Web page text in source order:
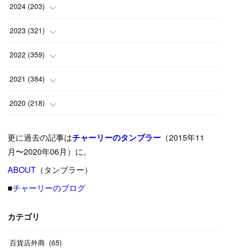
(1)
(8)
(6)
(9 )
( 5 )
( 15
(24)
(8 )
(17
(12)
2024 (203)
(24)
(10)
(18)
(17)
)
(12)
19)
(13
(14)
2023 (321)
(25)
(17)
(35)
(33 )
(26)
27)
(29
(24)
2022 (359)
(42)
(37)
(31)
(31)
31
(26
(20)
2021 (384)
(9)
(39)
( 23)
40
(55
(38)
2020 (218)
(24)
( 42)
(33
(46)
更に過去の記事はチャーリーのタンブラー （2015年11
月〜2020年06月）に。
ABOUT （タンブラー）
■チャーリーのブログ
カテゴリ
百貨店外商 (65)